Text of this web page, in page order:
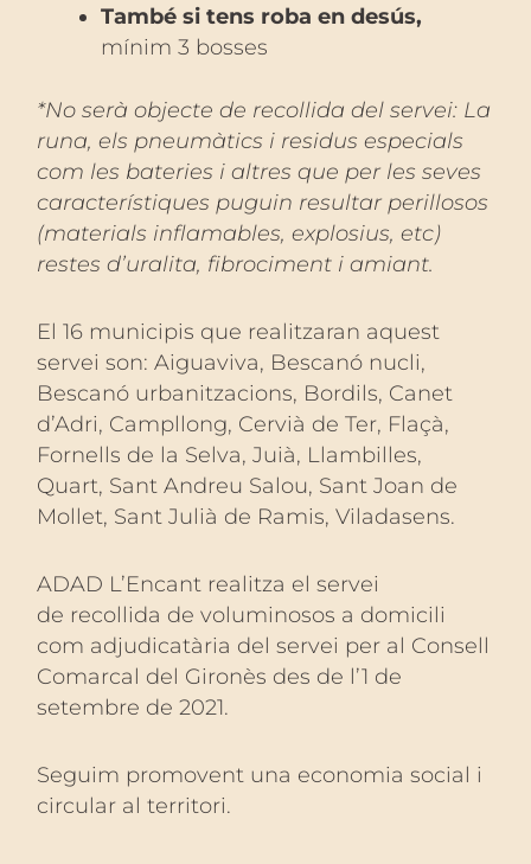
També si tens roba en desús,
mínim 3 bosses
*No serà objecte de recollida del servei: La
runa, els pneumàtics i residus especials
com les bateries i altres que per les seves
característiques puguin resultar perillosos
(materials inflamables, explosius, etc)
restes d’uralita, fibrociment i amiant.
El 16 municipis que realitzaran aquest
servei son: Aiguaviva, Bescanó nucli,
Bescanó urbanitzacions, Bordils, Canet
d’Adri, Campllong, Cervià de Ter, Flaçà,
Fornells de la Selva, Juià, Llambilles,
Quart, Sant Andreu Salou, Sant Joan de
Mollet, Sant Julià de Ramis, Viladasens.
ADAD L’Encant realitza el servei
de recollida de voluminosos a domicili
com adjudicatària del servei per al Consell
Comarcal del Gironès des de l’1 de
setembre de 2021.
Seguim promovent una economia social i
circular al territori.